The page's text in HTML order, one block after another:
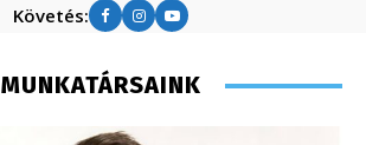
Követés:
MUNKATÁRSAINK